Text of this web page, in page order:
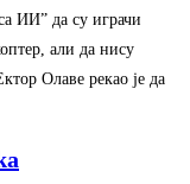
ИИ” да су играчи
али да нису
Олаве рекао је да